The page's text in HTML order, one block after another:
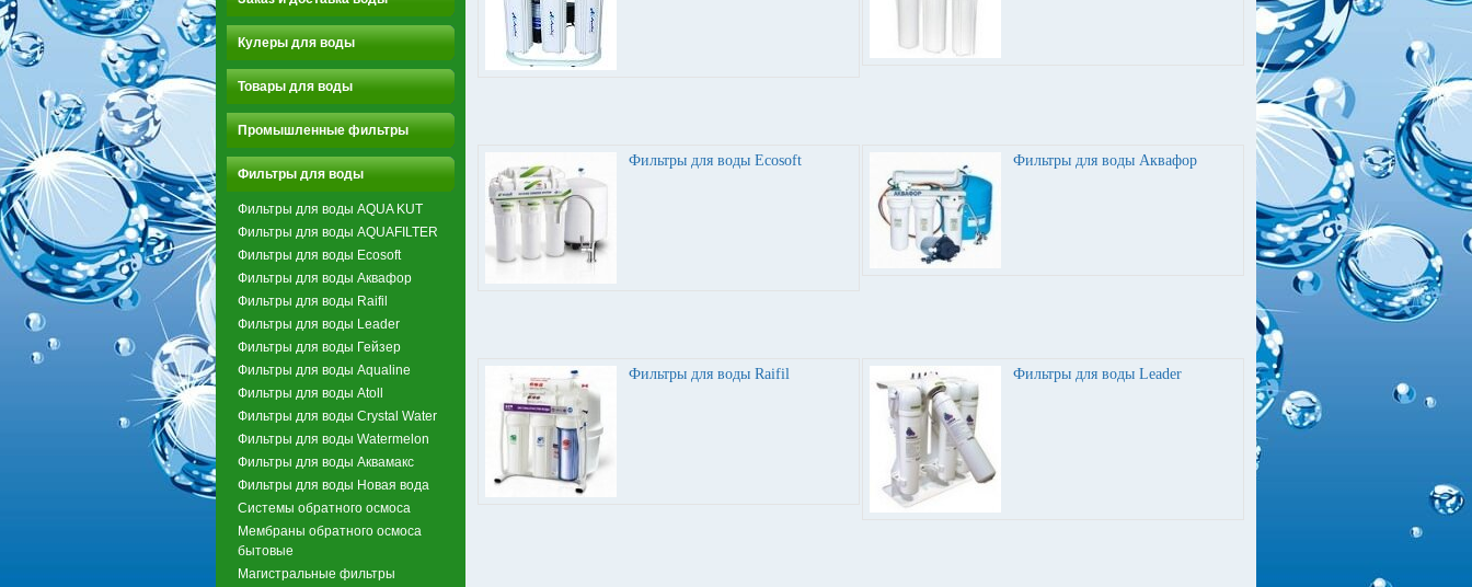
Кулеры для воды
Товары для воды
Промышленные фильтры
Фильтры для воды
Фильтры для воды AQUA KUT
Фильтры для воды AQUAFILTER
Фильтры для воды Ecosoft
Фильтры для воды Аквафор
Фильтры для воды Raifil
Фильтры для воды Leader
Фильтры для воды Гейзер
Фильтры для воды Aqualine
Фильтры для воды Atoll
Фильтры для воды Crystal Water
Фильтры для воды Watermelon
Фильтры для воды Аквамакс
Фильтры для воды Новая вода
Системы обратного осмоса
Мембраны обратного осмоса
бытовые
Магистральные фильтры
Фильтры для воды Ecosoft Фильтры для воды Аквафор
Фильтры для воды Raifil Фильтры для воды Leader